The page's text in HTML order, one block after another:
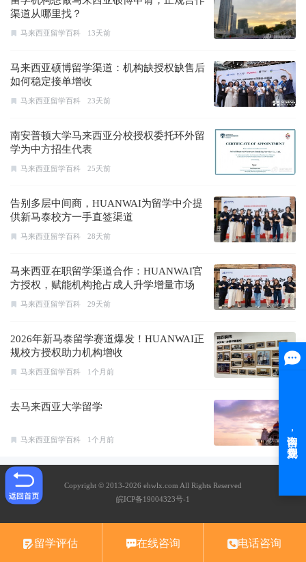
渠道从哪里找？
马来西亚留学百科 13天前
马来西亚硕博留学渠道：机构缺授权缺售后
如何稳定接单增收
马来西亚留学百科 23天前
南安普顿大学马来西亚分校授权委托环外留
学为中方招生代表
马来西亚留学百科 25天前
告别多层中间商，HUANWAI为留学中介提
供新马泰校方一手直签渠道
马来西亚留学百科 28天前
马来西亚在职留学渠道合作：HUANWAI官
方授权，赋能机构抢占成人升学增量市场
马来西亚留学百科 29天前
2026年新马泰留学赛道爆发！HUANWAI正
规校方授权助力机构增收
马来西亚留学百科 1个月前
去马来西亚大学留学
马来西亚留学百科 1个月前
Copyright © 2013-2026 ehwlx.com All Rights Reserved
皖ICP备19004323号-1
留学评估 在线咨询 电话咨询